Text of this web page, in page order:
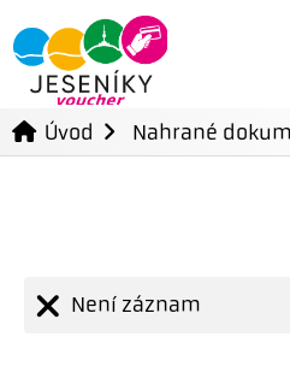
Úvod Nahrané
Není záznam